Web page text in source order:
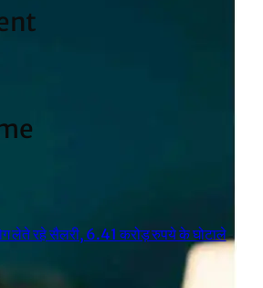
लेते रहे सैलरी, 6.41 करोड़ रुपये के घोटाले